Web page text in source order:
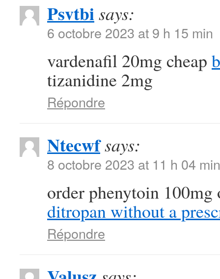
Psvtbisays:
6 octobre 2023 at 9 h 15 min
vardenafil 20mg cheap
tizanidine 2mg
Répondre
Ntecwfsays:
8 octobre 2023 at 11 h 04 min
order phenytoin
ditropan without a
Répondre